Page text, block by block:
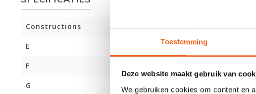
Toestemming
Deze website maakt gebruik van
We gebruiken cookies om content en
Constructions
E
F
G